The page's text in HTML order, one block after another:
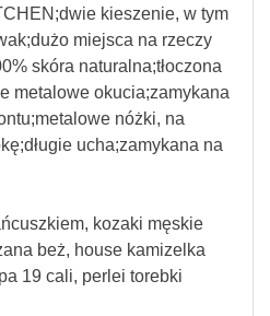
kieszenie, w tym
miejsca na rzeczy
skóra naturalna;tłoczona
metalowe okucia;zamykana
nóżki, na
ucha;zamykana na
kozaki męskie
beż, house kamizelka
19 cali, perlei torebki